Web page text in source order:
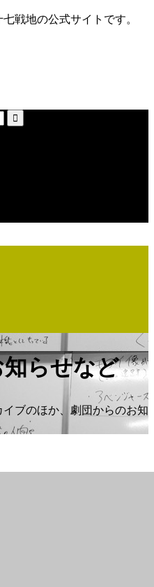
戦地の公式サイトです。
らせなど
ブのほか、劇団からのお知